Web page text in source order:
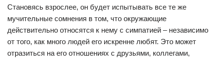
Становясь взрослее, он будет испытывать все те же
мучительные сомнения в том, что окружающие
действительно относятся к нему с симпатией – независимо
от того, как много людей его искренне любят. Это может
отразиться на его отношениях с друзьями, коллегами,